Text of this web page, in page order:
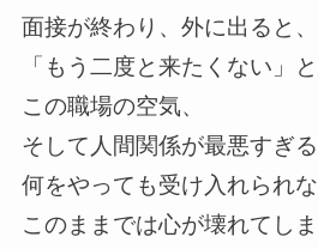
面接が終わり、外に出ると、
「もう二度と来たくない」と
この職場の空気、
そして人間関係が最悪すぎる
何をやっても受け入れられな
このままでは心が壊れてしま